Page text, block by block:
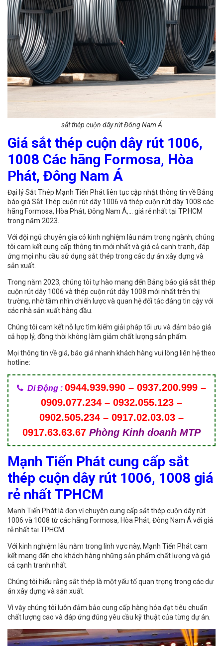
sắt thép cuộn dây rút Đông Nam Á
Giá sắt thép cuộn dây rút 1006,
1008 Các hãng Formosa, Hòa
Phát, Đông Nam Á
Đại lý Sắt Thép Mạnh Tiến Phát liên tục cập nhật thông tin về Bảng
báo giá Sắt Thép cuộn rút dây 1006 và thép cuộn rút dây 1008 các
hãng Formosa, Hòa Phát, Đông Nam Á,… giá rẻ nhất tại TP.HCM
trong năm 2023.
Với đội ngũ chuyên gia có kinh nghiệm lâu năm trong ngành, chúng
tôi cam kết cung cấp thông tin mới nhất và giá cả cạnh tranh, đáp
ứng mọi nhu cầu sử dụng sắt thép trong các dự án xây dựng và
sản xuất.
Trong năm 2023, chúng tôi tự hào mang đến Bảng báo giá sắt thép
cuộn rút dây 1006 và thép cuộn rút dây 1008 mới nhất trên thị
trường, nhờ tầm nhìn chiến lược và quan hệ đối tác đáng tin cậy với
các nhà sản xuất hàng đầu.
Chúng tôi cam kết nỗ lực tìm kiếm giải pháp tối ưu và đảm bảo giá
cả hợp lý, đồng thời không làm giảm chất lượng sản phẩm.
Mọi thông tin về giá, báo giá nhanh khách hàng vui lòng liên hệ theo
hotline:
Di Động : 0944.939.990 – 0937.200.999 –
0909.077.234 – 0932.055.123 –
0902.505.234 – 0917.02.03.03 –
0917.63.63.67 Phòng Kinh doanh MTP
Mạnh Tiến Phát cung cấp sắt
thép cuộn dây rút 1006, 1008 giá
rẻ nhất TPHCM
Mạnh Tiến Phát là đơn vị chuyên cung cấp sắt thép cuộn dây rút
1006 và 1008 từ các hãng Formosa, Hòa Phát, Đông Nam Á với giá
rẻ nhất tại TPHCM.
Với kinh nghiệm lâu năm trong lĩnh vực này, Mạnh Tiến Phát cam
kết mang đến cho khách hàng những sản phẩm chất lượng và giá
cả cạnh tranh nhất.
Chúng tôi hiểu rằng sắt thép là một yếu tố quan trọng trong các dự
án xây dựng và sản xuất.
Vì vậy chúng tôi luôn đảm bảo cung cấp hàng hóa đạt tiêu chuẩn
chất lượng cao và đáp ứng đúng yêu cầu kỹ thuật của từng dự án.